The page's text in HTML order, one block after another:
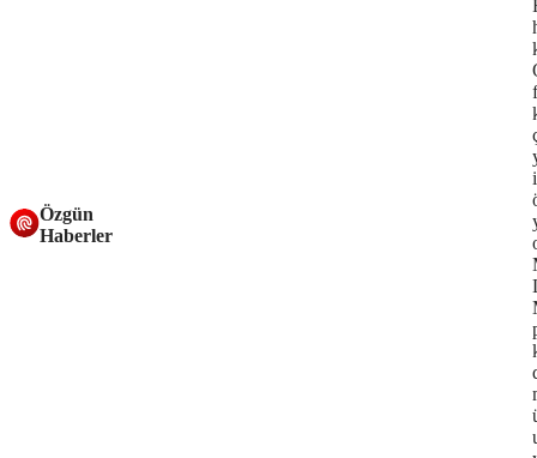
Özgün
Haberler